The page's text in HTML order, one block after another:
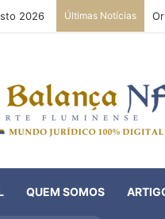
2026 Últimas Notícias
QUEM SOMOS